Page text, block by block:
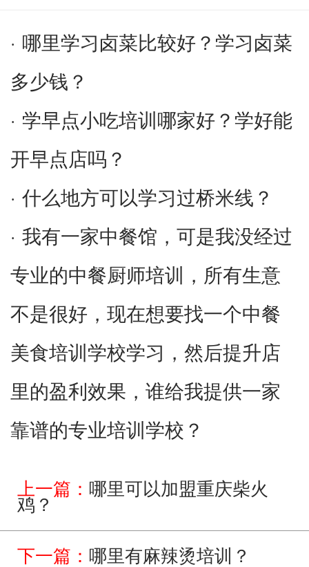
· 哪里学习卤菜比较好？学习卤菜
多少钱？
· 学早点小吃培训哪家好？学好能
开早点店吗？
· 什么地方可以学习过桥米线？
· 我有一家中餐馆，可是我没经过
专业的中餐厨师培训，所有生意
不是很好，现在想要找一个中餐
美食培训学校学习，然后提升店
里的盈利效果，谁给我提供一家
靠谱的专业培训学校？
上一篇： 哪里可以加盟重庆柴火
鸡？
下一篇： 哪里有麻辣烫培训？